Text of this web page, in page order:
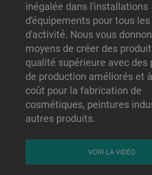
inégalée dans l'installations
d'équipements pour tous
d'activité. Nous vous
moyens de créer des
qualité supérieure avec des
de production améliorés et
coût pour la fabrication de
cosmétiques, peintures
autres produits.
VOIR LA VIDÉO